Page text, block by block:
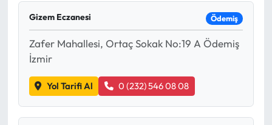
Gizem Eczanesi Ödemiş
Zafer Mahallesi, Ortaç Sokak No:19 A Ödemiş
İzmir
Yol Tarifi Al 0 (232) 546 08 08